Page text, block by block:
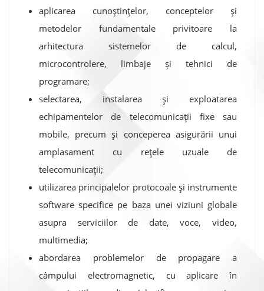
aplicarea cunoștințelor, conceptelor și
metodelor fundamentale privitoare la
arhitectura sistemelor de calcul,
microcontrolere, limbaje și tehnici de
programare;
selectarea, instalarea și exploatarea
echipamentelor de telecomunicații fixe sau
mobile, precum și conceperea asigurării unui
amplasament cu rețele uzuale de
telecomunicații;
utilizarea principalelor protocoale și instrumente
software specifice pe baza unei viziuni globale
asupra serviciilor de date, voce, video,
multimedia;
abordarea problemelor de propagare a
câmpului electromagnetic, cu aplicare în